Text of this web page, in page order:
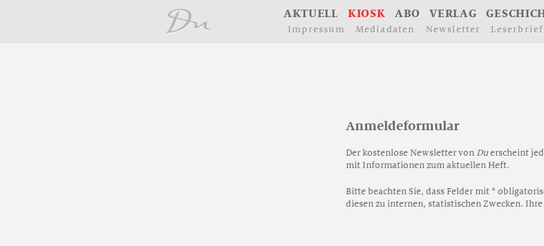
AKTUELL KIOSK ABO VERLAG GESCHIC
I m p ressu m Med iad aten Newsletter Leserb rief
Anmeldeformular
Der kostenlose Newsletter von Duerscheint
mit Informationen zum aktuellen Heft.
Bitte beachten Sie, dass Felder mit *
diesen zu internen, statistischen Zwecken.